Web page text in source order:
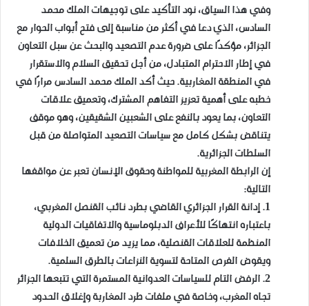
وفي هذا السياق، نود التأكيد على توجيهات الملك محمد
السادس، الذي دعا في أكثر من مناسبة إلى فتح أبواب الحوار مع
الجزائر، مؤكدًا على ضرورة عدم التصعيد والبحث عن سبل التعاون
في إطار الاحترام المتبادل، من أجل تحقيق السلام والاستقرار
في المنطقة المغاربية. حيث أكد الملك محمد السادس مرارًا في
خطبه على أهمية تعزيز التفاهم المشترك، وتعميق علاقات
التعاون، بما يعود بالنفع على الشعبين الشقيقين، وهو موقف
يتناقض بشكل كامل مع سياسات التصعيد المتواصلة من قبل
السلطات الجزائرية.
إن الرابطة المغربية للمواطنة وحقوق الإنسان تعبر عن مواقفها
التالية:
1. إدانة القرار الجزائري القاضي بطرد نائب القنصل المغربي،
باعتباره انتهاكًا للأعراف الدبلوماسية والاتفاقيات الدولية
المنظمة للعلاقات القنصلية، مما يزيد من تعميق الخلافات
ويقوض الفرص المتاحة لتسوية النزاعات بالطرق السلمية.
2. الرفض التام للسياسات العدوانية المستمرة التي تتبعها الجزائر
تجاه المغرب، وخاصة في ملفات طرد المغاربة وإغلاق الحدود